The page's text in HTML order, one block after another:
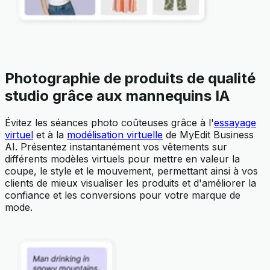
Photographie de produits de qualité
studio grâce aux mannequins IA
Évitez les séances photo coûteuses grâce à l'essayage
virtuel et à la modélisation virtuelle de MyEdit Business
AI. Présentez instantanément vos vêtements sur
différents modèles virtuels pour mettre en valeur la
coupe, le style et le mouvement, permettant ainsi à vos
clients de mieux visualiser les produits et d'améliorer la
confiance et les conversions pour votre marque de
mode.